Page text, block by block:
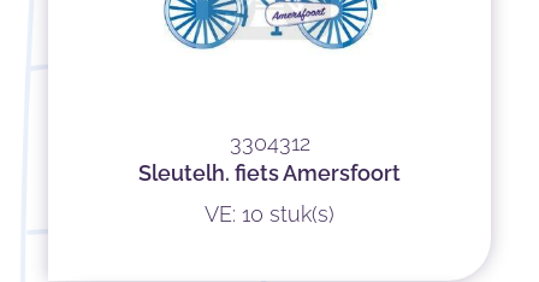
3304312
Sleutelh. fiets Amersfoort
VE: 10 stuk(s)